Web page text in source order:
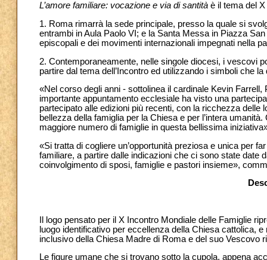
L’amore familiare: vocazione e via di santità è il tema del
1. Roma rimarrà la sede principale, presso la quale si
entrambi in Aula Paolo VI; e la Santa Messa in Piazza
episcopali e dei movimenti internazionali impegnati nella
2. Contemporaneamente, nelle singole diocesi, i vescovi
partire dal tema dell’Incontro ed utilizzando i simboli che
«Nel corso degli anni - sottolinea il cardinale Kevin
importante appuntamento ecclesiale ha visto una
partecipato alle edizioni più recenti, con la ricchezza
bellezza della famiglia per la Chiesa e per l’intera
maggiore numero di famiglie in questa bellissima
«Si tratta di cogliere un’opportunità preziosa e unica per
familiare, a partire dalle indicazioni che ci sono state date
coinvolgimento di sposi, famiglie e pastori insieme»,
Il logo pensato per il X Incontro Mondiale delle Famiglie
luogo identificativo per eccellenza della Chiesa cattolica,
inclusivo della Chiesa Madre di Roma e del suo Vescovo
Le figure umane che si trovano sotto la cupola, appena